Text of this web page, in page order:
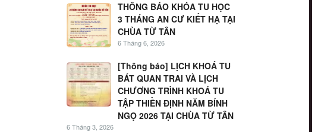
THÔNG BÁO KHÓA TU HỌC
3 THÁNG AN CƯ KIẾT HẠ TẠI
CHÙA TỪ TÂN
6 Tháng 6, 2026
[Thông báo] LỊCH KHOÁ TU
BÁT QUAN TRAI VÀ LỊCH
CHƯƠNG TRÌNH KHOÁ TU
TẬP THIỀN ĐỊNH NĂM BÍNH
NGỌ 2026 TẠI CHÙA TỪ TÂN
6 Tháng 3, 2026